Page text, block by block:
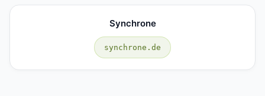
Synchrone
synchrone.de